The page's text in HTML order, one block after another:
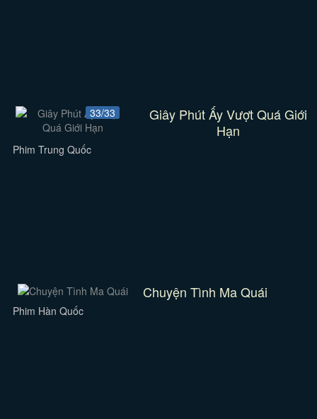
33/33
Giây Phút Ấy Vượt Quá Giới
Hạn
Phim Trung Quốc
Chuyện Tình Ma Quái
Phim Hàn Quốc